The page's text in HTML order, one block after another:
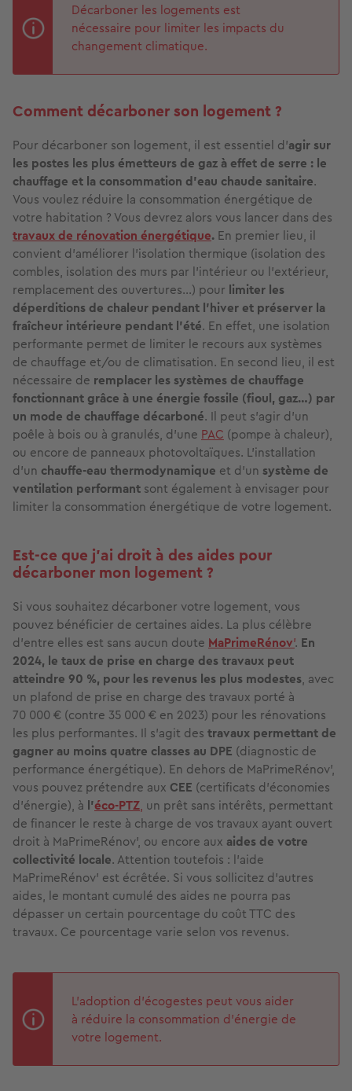
Décarboner les logements est
nécessaire pour limiter les impacts du
changement climatique.
Comment décarboner son logement ?
Pour décarboner son logement, il est essentiel d’agir sur
les postes les plus émetteurs de gaz à effet de serre : le
chauffage et la consommation d’eau chaude sanitaire.
Vous voulez réduire la consommation énergétique de
votre habitation ? Vous devrez alors vous lancer dans des
travaux de rénovation énergétique. En premier lieu, il
convient d’améliorer l’isolation thermique (isolation des
combles, isolation des murs par l’intérieur ou l’extérieur,
remplacement des ouvertures…) pour limiter les
déperditions de chaleur pendant l’hiver et préserver la
fraîcheur intérieure pendant l’été. En effet, une isolation
performante permet de limiter le recours aux systèmes
de chauffage et/ou de climatisation. En second lieu, il est
nécessaire de remplacer les systèmes de chauffage
fonctionnant grâce à une énergie fossile (fioul, gaz…) par
un mode de chauffage décarboné. Il peut s’agir d’un
poêle à bois ou à granulés, d’une PAC (pompe à chaleur),
ou encore de panneaux photovoltaïques. L’installation
d’un chauffe-eau thermodynamique et d’un système de
ventilation performant sont également à envisager pour
limiter la consommation énergétique de votre logement.
Est-ce que j'ai droit à des aides pour
décarboner mon logement ?
Si vous souhaitez décarboner votre logement, vous
pouvez bénéficier de certaines aides. La plus célèbre
d’entre elles est sans aucun doute MaPrimeRénov’. En
2024, le taux de prise en charge des travaux peut
atteindre 90 %, pour les revenus les plus modestes, avec
un plafond de prise en charge des travaux porté à
70 000 € (contre 35 000 € en 2023) pour les rénovations
les plus performantes. Il s’agit des travaux permettant de
gagner au moins quatre classes au DPE (diagnostic de
performance énergétique). En dehors de MaPrimeRénov’,
vous pouvez prétendre aux CEE (certificats d’économies
d’énergie), à l’éco-PTZ, un prêt sans intérêts, permettant
de financer le reste à charge de vos travaux ayant ouvert
droit à MaPrimeRénov’, ou encore aux aides de votre
collectivité locale. Attention toutefois : l’aide
MaPrimeRénov’ est écrêtée. Si vous sollicitez d’autres
aides, le montant cumulé des aides ne pourra pas
dépasser un certain pourcentage du coût TTC des
travaux. Ce pourcentage varie selon vos revenus.
L'adoption d'écogestes peut vous aider
à réduire la consommation d’énergie de
votre logement.